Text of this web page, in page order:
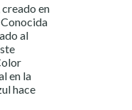
en
al
en la
hace